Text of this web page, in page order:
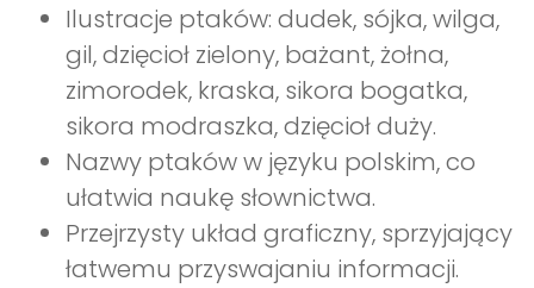
Ilustracje ptaków: dudek, sójka, wilga,
gil, dzięcioł zielony, bażant, żołna,
zimorodek, kraska, sikora bogatka,
sikora modraszka, dzięcioł duży.
Nazwy ptaków w języku polskim, co
ułatwia naukę słownictwa.
Przejrzysty układ graficzny, sprzyjający
łatwemu przyswajaniu informacji.